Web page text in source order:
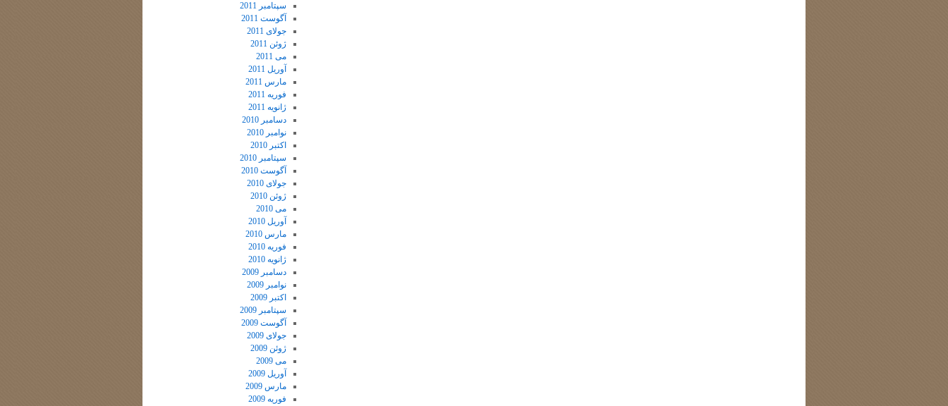
سپتامبر 2011
آگوست 2011
جولای 2011
ژوئن 2011
می 2011
آوریل 2011
مارس 2011
فوریه 2011
ژانویه 2011
دسامبر 2010
نوامبر 2010
اکتبر 2010
سپتامبر 2010
آگوست 2010
جولای 2010
ژوئن 2010
می 2010
آوریل 2010
مارس 2010
فوریه 2010
ژانویه 2010
دسامبر 2009
نوامبر 2009
اکتبر 2009
سپتامبر 2009
آگوست 2009
جولای 2009
ژوئن 2009
می 2009
آوریل 2009
مارس 2009
فوریه 2009